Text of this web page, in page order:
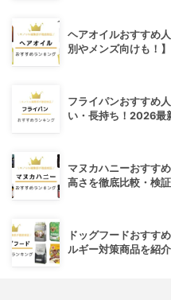
ヘアオイルおすすめ
別やメンズ向けも！】
フライパンおすすめ
い・長持ち！2026最
マヌカハニーおすす
高さを徹底比較・検証
ドッグフードおすす
ルギー対策商品を紹介